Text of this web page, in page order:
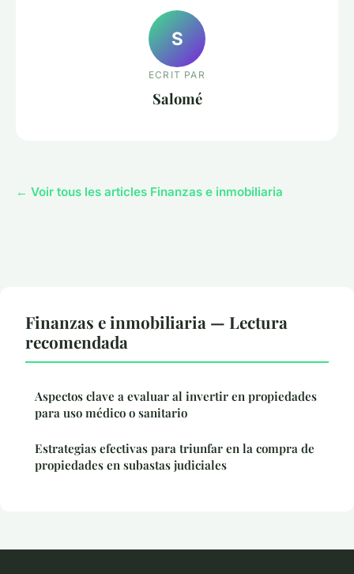
S
ECRIT PAR
Salomé
← Voir tous les articles Finanzas e inmobiliaria
Finanzas e inmobiliaria — Lectura
recomendada
Aspectos clave a evaluar al invertir en propiedades
para uso médico o sanitario
Estrategias efectivas para triunfar en la compra de
propiedades en subastas judiciales